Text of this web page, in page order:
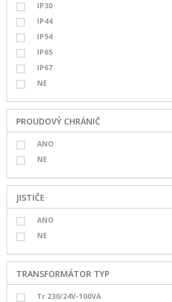
IP30
IP44
IP54
IP65
IP67
NE
PROUDOVÝ CHRÁNIČ
ANO
NE
JISTIČE
ANO
NE
TRANSFORMÁTOR TYP
Tr 230/24V-100VA